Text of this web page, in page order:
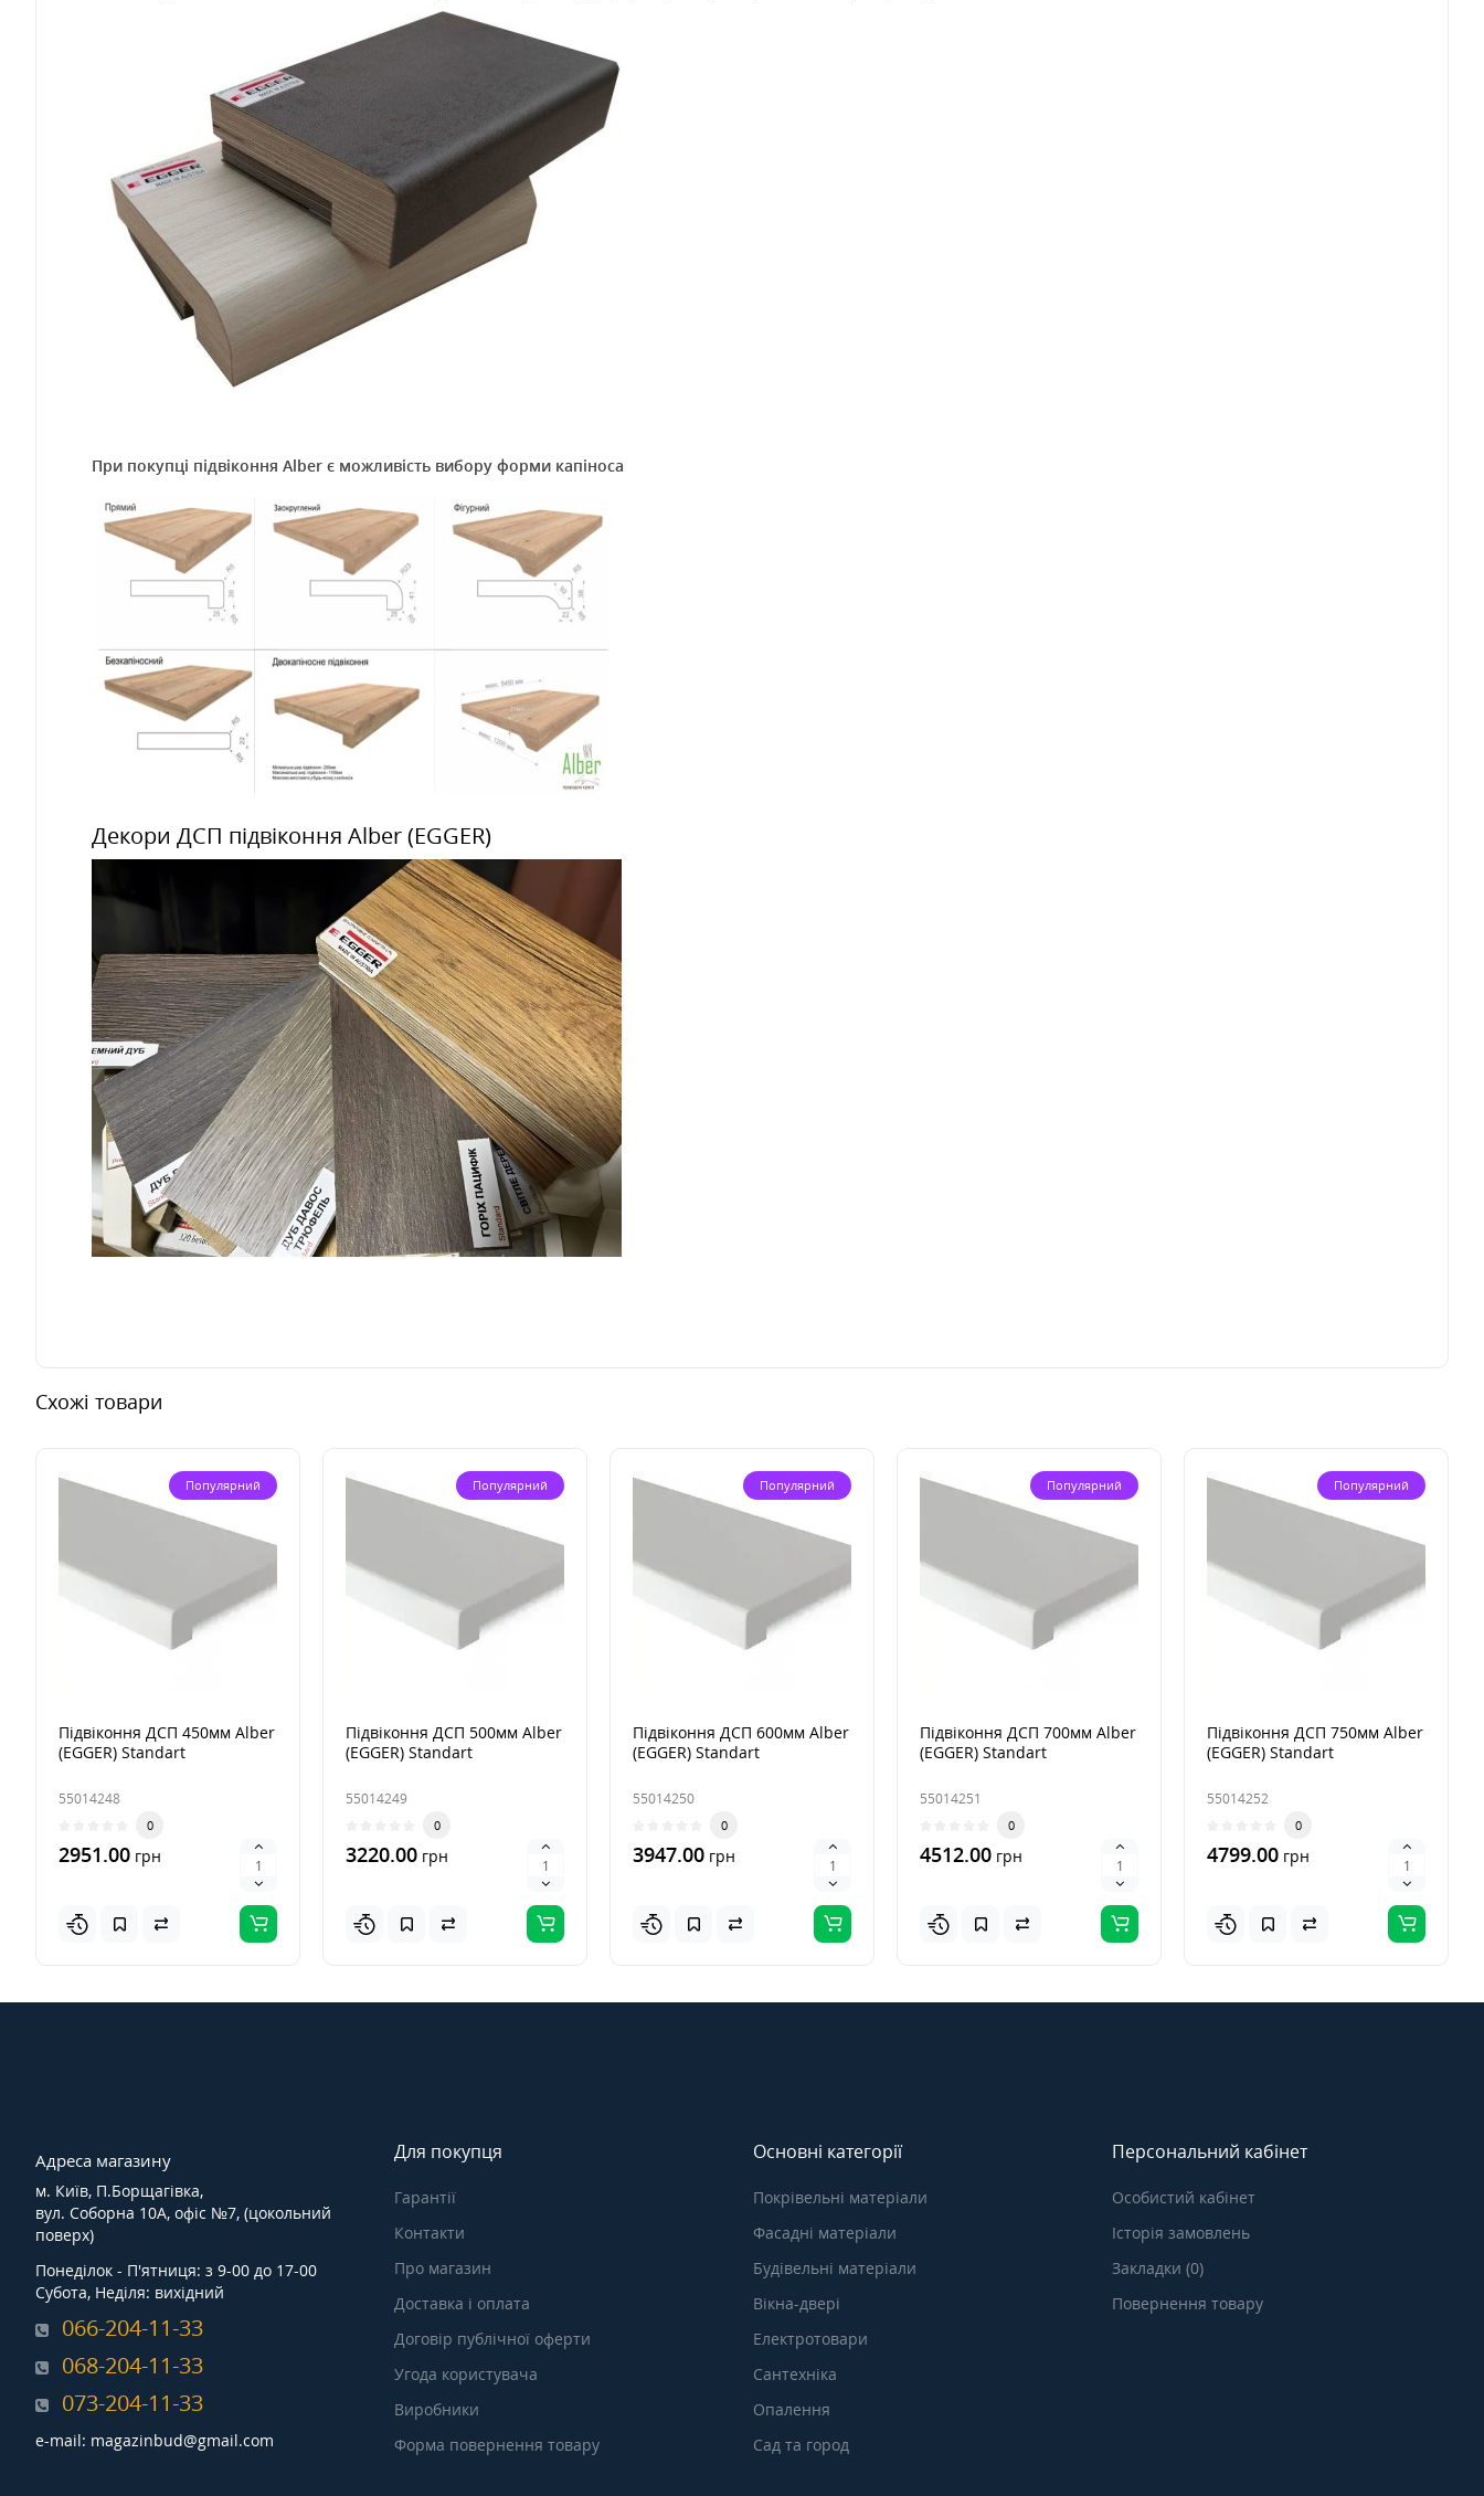
При покупці підвіконня Alber є можливість вибору форми капіноса
Декори ДСП підвіконня Alber (EGGER)
Схожі товари
Популярний
Підвіконня ДСП 450мм Alber
(EGGER) Standart
55014248
0
2951.00 грн
Популярний
Підвіконня ДСП 500мм Alber
(EGGER) Standart
55014249
0
3220.00 грн
Популярний
Підвіконня ДСП 600мм Alber
(EGGER) Standart
55014250
0
3947.00 грн
Популярний
Підвіконня ДСП 700мм Alber
(EGGER) Standart
55014251
0
4512.00 грн
Популярний
Підвіконня ДСП 750мм Alber
(EGGER) Standart
55014252
0
4799.00 грн
Адреса магазину
м. Київ, П.Борщагівка,
вул. Соборна 10А, офіс №7, (цокольний
поверх)
Понеділок - П'ятниця: з 9-00 до 17-00
Субота, Неділя: вихідний
066-204-11-33
068-204-11-33
073-204-11-33
e-mail: magazinbud@gmail.com
Для покупця
Гарантії
Контакти
Про магазин
Доставка і оплата
Договір публічної оферти
Угода користувача
Виробники
Форма повернення товару
Основні категорії
Покрівельні матеріали
Фасадні матеріали
Будівельні матеріали
Вікна-двері
Електротовари
Сантехніка
Опалення
Сад та город
Персональний кабінет
Особистий кабінет
Історія замовлень
Закладки (0)
Повернення товару